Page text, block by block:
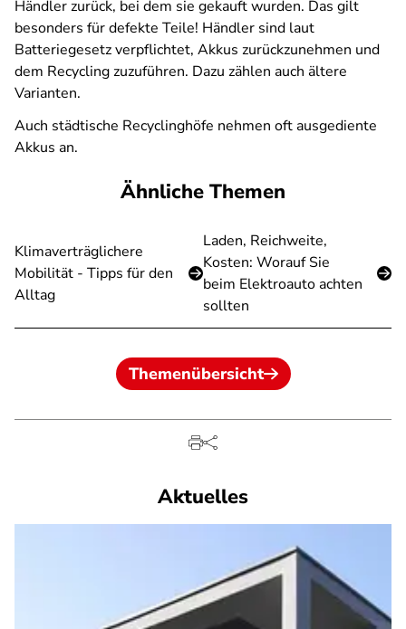
Händler zurück, bei dem sie gekauft wurden. Das gilt
besonders für defekte Teile! Händler sind laut
Batteriegesetz verpflichtet, Akkus zurückzunehmen und
dem Recycling zuzuführen. Dazu zählen auch ältere
Varianten.
Auch städtische Recyclinghöfe nehmen oft ausgediente
Akkus an.
Ähnliche Themen
Klimaverträglichere
Mobilität - Tipps für den
Alltag
Laden, Reichweite,
Kosten: Worauf Sie
beim Elektroauto achten
sollten
Themenübersicht
Aktuelles